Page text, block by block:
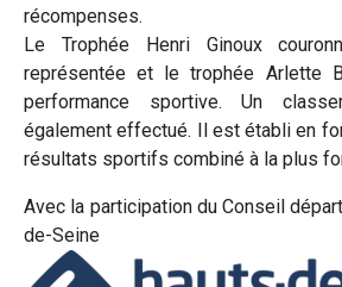
récompenses.
Le Trophée Henri Ginoux
représentée et le trophée Arlette
performance sportive. Un
également effectué. Il est établi en
résultats sportifs combiné à la plus
Avec la participation du Conseil
de-Seine